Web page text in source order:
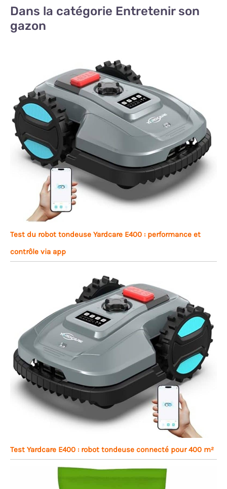
Dans la catégorie Entretenir son
gazon
Test du robot tondeuse Yardcare E400 : performance et
contrôle via app
Test Yardcare E400 : robot tondeuse connecté pour 400 m²